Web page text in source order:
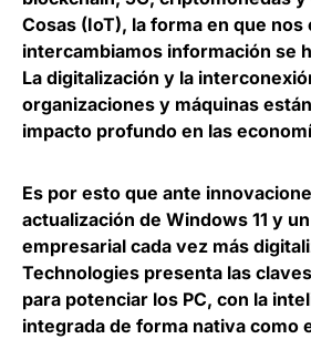
Cosas (IoT), la forma en que nos
intercambiamos información se
La digitalización y la
organizaciones y máquinas
impacto profundo en las
Es por esto que ante
actualización de Windows 11 y
empresarial cada vez más
Technologies presenta las
para potenciar los PC, con la
integrada de forma nativa como